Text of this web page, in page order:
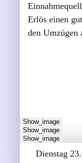
Erlös einen
den Umzügen
Show_image
Show_image
Show_image
Dienstag